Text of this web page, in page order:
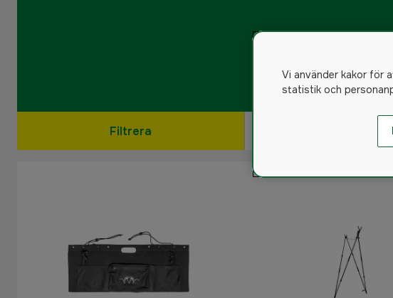
Filtrera
Vi använder kakor för
statistik och